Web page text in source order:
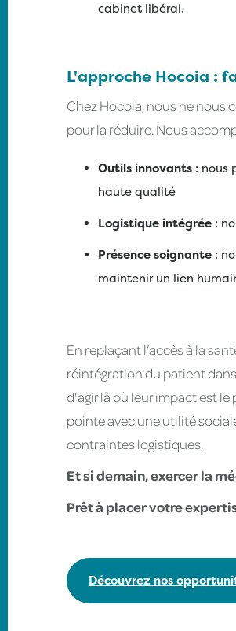
cabinet libéral.
L'approche Hocoia :
Chez Hocoia, nous ne nous
pour la réduire. Nous
Outils innovants: nous
haute qualité
Logistique intégrée:
Présence soignante:
maintenir un lien
En replaçant l’accès à la
réintégration du patient
d'agir là où leur impact est
pointe avec une utilité
contraintes logistiques.
Et si demain, exercer la
Prêt à placer votre
Découvrez nos